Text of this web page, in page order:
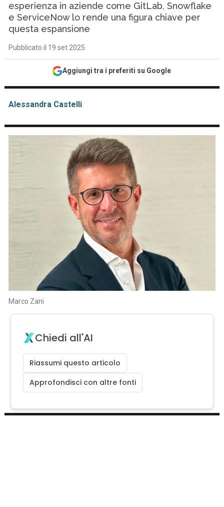
esperienza in aziende come GitLab, Snowflake
e ServiceNow lo rende una figura chiave per
questa espansione
Pubblicato il 19 set 2025
Aggiungi tra i preferiti su Google
Alessandra Castelli
Marco Zani
Chiedi all'AI
Riassumi questo articolo
Approfondisci con altre fonti